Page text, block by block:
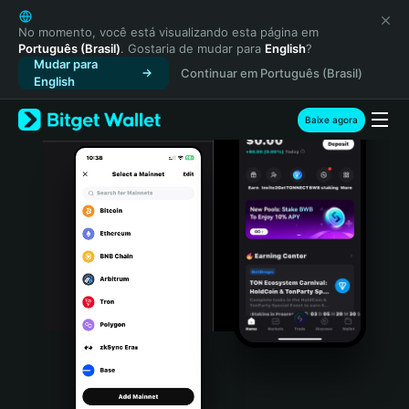
English
日本語
Tiếng Việt
Русский
Español (Latinoamérica)
Türkçe
Italiano
Português (Portugal)
Bahasa Indonesia
Português (Brasil)
Español (Argentina)
No momento, você está visualizando esta página em
Português (Brasil). Gostaria de mudar para English?
Mudar para
English
Continuar em Português (Brasil)
Baixe agora